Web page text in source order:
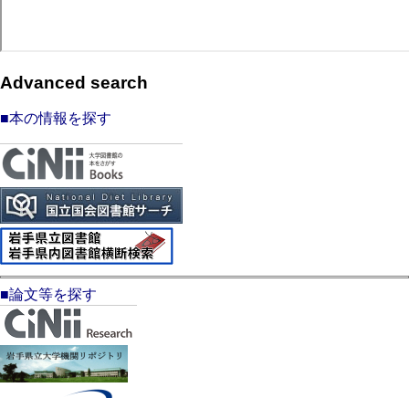
Advanced search
■本の情報を探す
■論文等を探す